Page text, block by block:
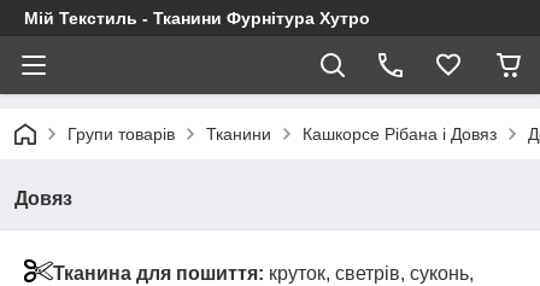
Мій Текстиль - Тканини Фурнітура Хутро
Групи товарів Тканини Кашкорсе Рібана і Довяз
Довяз
Тканина для пошиття: круток, светрів, суконь,